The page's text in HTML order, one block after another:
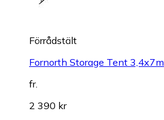
Förrådstält
Fornorth Storage Tent 3,4x7m
fr.
2 390 kr